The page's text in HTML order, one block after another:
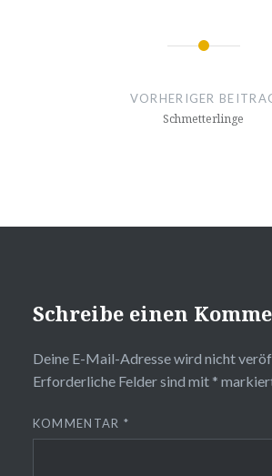
Beitragsnavigation
VORHERIGER
Schmetterlinge
Schreibe einen
Deine E-Mail-Adresse wird nicht
Erforderliche Felder sind mit *
KOMMENTAR *